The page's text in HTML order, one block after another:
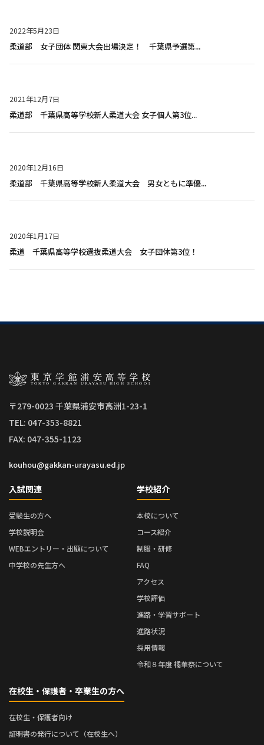
2022年5月23日
柔道部 女子団体 関東大会出場決定！ 千葉県予選第...
2021年12月7日
柔道部 千葉県高等学校新人柔道大会 女子個人第3位...
2020年12月16日
柔道部 千葉県高等学校新人柔道大会 男女ともに準優...
2020年1月17日
柔道 千葉県高等学校選抜柔道大会 女子団体第3位！
〒279-0023 千葉県浦安市高洲1-23-1
TEL: 047-353-8821
FAX: 047-355-1123
kouhou@gakkan-urayasu.ed.jp
入試関連
受験生の方へ
学校説明会
WEBエントリー・出願について
中学校の先生方へ
学校紹介
本校について
コース紹介
制服・研修
FAQ
アクセス
学校評価
進路・学習サポート
進路状況
採用情報
令和８年度 橘華祭について
在校生・保護者・卒業生の方へ
在校生・保護者向け
証明書の発行について（在校生へ）